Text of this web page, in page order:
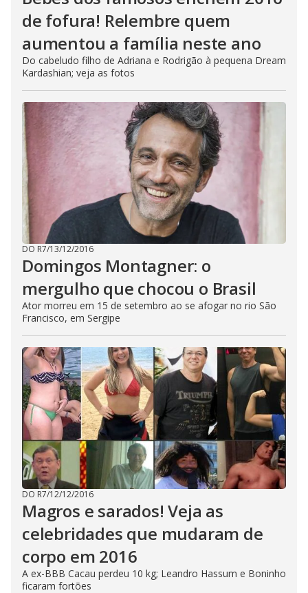
de fofura! Relembre quem
aumentou a família neste ano
Do cabeludo filho de Adriana e Rodrigão à pequena Dream
Kardashian; veja as fotos
DO R7/13/12/2016
Domingos Montagner: o
mergulho que chocou o Brasil
Ator morreu em 15 de setembro ao se afogar no rio São
Francisco, em Sergipe
DO R7/12/12/2016
Magros e sarados! Veja as
celebridades que mudaram de
corpo em 2016
A ex-BBB Cacau perdeu 10 kg; Leandro Hassum e Boninho
ficaram fortões